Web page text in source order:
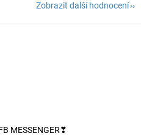
Zobrazit další hodnocení
MESSENGER❣